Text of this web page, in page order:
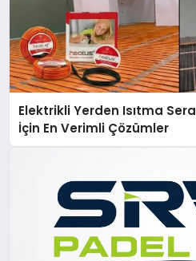
Elektrikli Yerden Isıtma
İçin En Verimli Çözümler